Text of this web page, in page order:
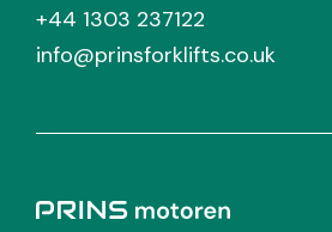
+44 1303 237122
info@prinsforklifts.co.uk